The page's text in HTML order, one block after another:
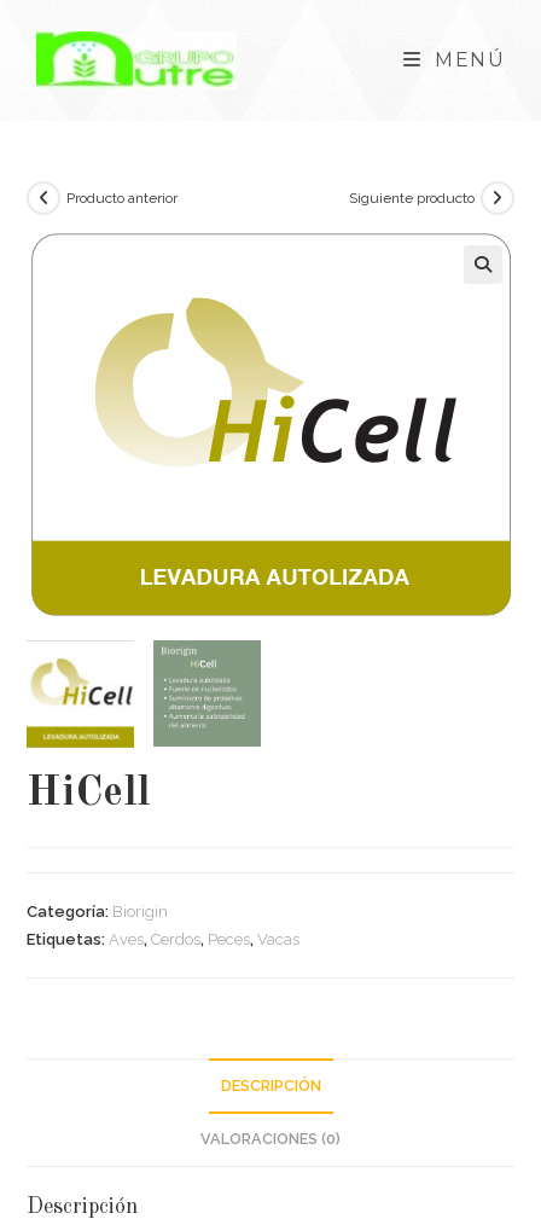
MENÚ
Producto anterior Siguiente producto
HiCell
Categoría: Biorigin
Etiquetas: Aves,Cerdos, Peces,Vacas
DESCRIPCIÓN
VALORACIONES (0)
Descripción